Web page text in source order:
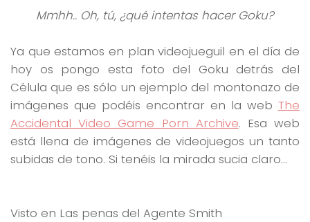
Mmhh.. Oh, tú, ¿qué intentas hacer Goku?
Ya que estamos en plan videojueguil en el día de
hoy os pongo esta foto del Goku detrás del
Célula que es sólo un ejemplo del montonazo de
imágenes que podéis encontrar en la web The
Accidental Video Game Porn Archive. Esa web
está llena de imágenes de videojuegos un tanto
subidas de tono. Si tenéis la mirada sucia claro…
Visto en Las penas del Agente Smith